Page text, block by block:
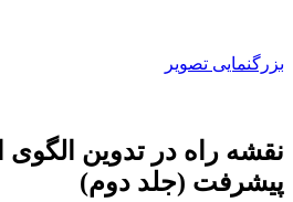
بزرگنمایی تصویر
نقشه راه در تدوین الگوی
پیشرفت (جلد دوم)